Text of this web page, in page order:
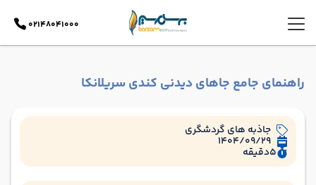
02148041000
راهنمای جامع جاهای دیدنی کندی سریلانکا
جاذبه های گردشگری
1404/09/29
5دقیقه